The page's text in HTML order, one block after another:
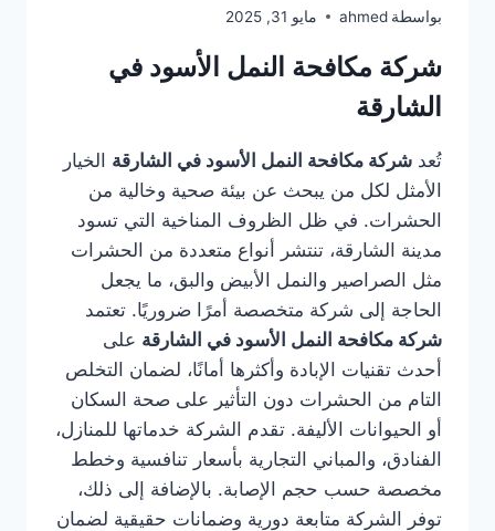
بواسطة ahmed مايو 31, 2025
شركة مكافحة النمل الأسود في
الشارقة
تُعد شركة مكافحة النمل الأسود في الشارقة الخيار
الأمثل لكل من يبحث عن بيئة صحية وخالية من
الحشرات. في ظل الظروف المناخية التي تسود
مدينة الشارقة، تنتشر أنواع متعددة من الحشرات
مثل الصراصير والنمل الأبيض والبق، ما يجعل
الحاجة إلى شركة متخصصة أمرًا ضروريًا. تعتمد
شركة مكافحة النمل الأسود في الشارقة على
أحدث تقنيات الإبادة وأكثرها أمانًا، لضمان التخلص
التام من الحشرات دون التأثير على صحة السكان
أو الحيوانات الأليفة. تقدم الشركة خدماتها للمنازل،
الفنادق، والمباني التجارية بأسعار تنافسية وخطط
مخصصة حسب حجم الإصابة. بالإضافة إلى ذلك،
توفر الشركة متابعة دورية وضمانات حقيقية لضمان